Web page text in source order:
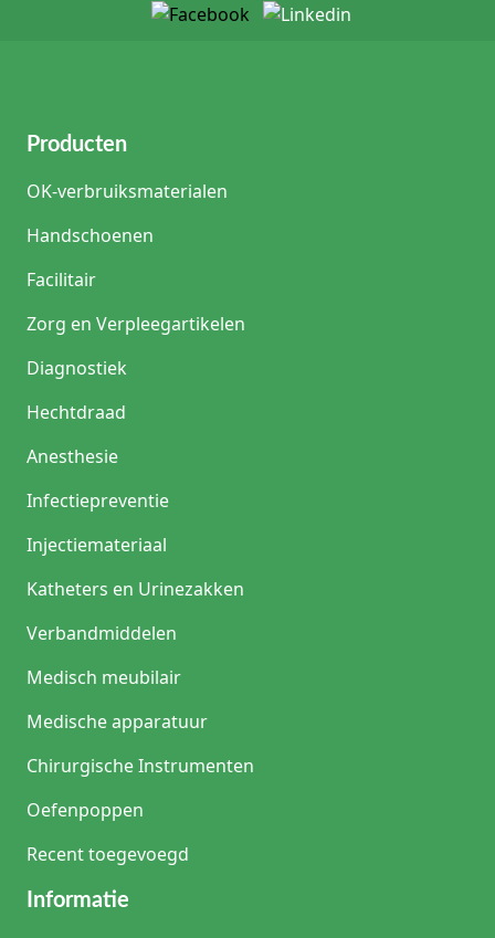
Producten
OK-verbruiksmaterialen
Handschoenen
Facilitair
Zorg en Verpleegartikelen
Diagnostiek
Hechtdraad
Anesthesie
Infectiepreventie
Injectiemateriaal
Katheters en Urinezakken
Verbandmiddelen
Medisch meubilair
Medische apparatuur
Chirurgische Instrumenten
Oefenpoppen
Recent toegevoegd
Informatie